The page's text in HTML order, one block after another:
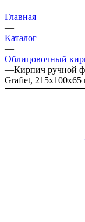
Главная
—
Каталог
—
Облицовочный
—Кирпич ручной
Grafiet,